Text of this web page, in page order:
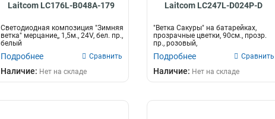
Laitcom LC176L-B048A-179
Светодиодная композиция "Зимняя
ветка" мерцание,, 1,5м., 24V, бел. пр.,
белый
Подробнее Сравнить
Наличие: Нет на складе
Laitcom LC247L-D024P-D
"Ветка Сакуры" на батарейках,
прозрачные цветки, 90см., прозр.
пр., розовый,
Подробнее Сравнить
Наличие: Нет на складе